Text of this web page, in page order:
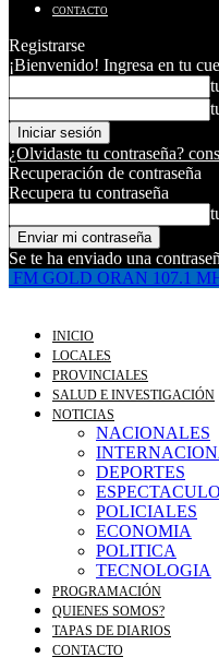
CONTACTO
Registrarse
¡Bienvenido! Ingresa en tu
¿Olvidaste tu contraseña?
Recuperación de contraseña
Recupera tu contraseña
Se te ha enviado una
FM GOLD ORAN 107.1
INICIO
LOCALES
PROVINCIALES
SALUD E INVESTIGACIÓN
NOTICIAS
NACIONALES
DEPORTES
POLICIALES
ECONOMIA
POLITICA
TECNOLOGIA
PROGRAMACIÓN
QUIENES SOMOS?
TAPAS DE DIARIOS
CONTACTO